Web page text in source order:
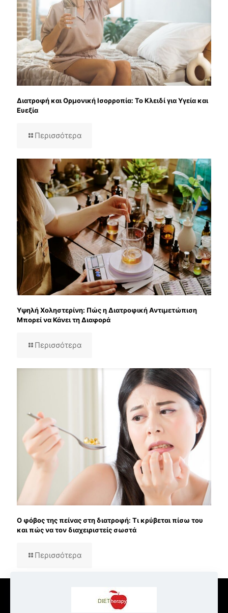
Διατροφή και Ορμονική Ισορροπία: Το Κλειδί για Υγεία και
Ευεξία
Περισσότερα
Υψηλή Χοληστερίνη: Πώς η Διατροφική Αντιμετώπιση
Μπορεί να Κάνει τη Διαφορά
Περισσότερα
Ο φόβος της πείνας στη διατροφή: Τι κρύβεται πίσω του
και πώς να τον διαχειριστείς σωστά
Περισσότερα